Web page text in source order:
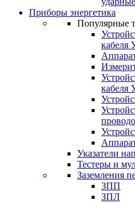
Приборы энергетика
Популярные
кабеля
Указатели
Тестеры и
Заземления
ЗПП
ЗПЛ